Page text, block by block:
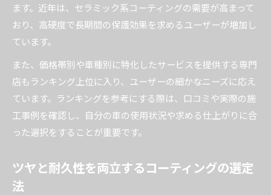
ます。近年は、セラミック系コーティングの需要が高まって
おり、高硬度で長期間の保護効果を求めるユーザーが増加し
ています。
また、価格帯別や車種別に特化したサービスを提供する専門
店もランキング上位に入り、ユーザーの細かなニーズに応え
ています。ランキングを参考にする際は、口コミや実際の施
工事例を確認し、自分の車の使用状況や求める仕上がりに合
った選択をすることが重要です。
ツヤと耐久性を両立するコーティングの選定
法